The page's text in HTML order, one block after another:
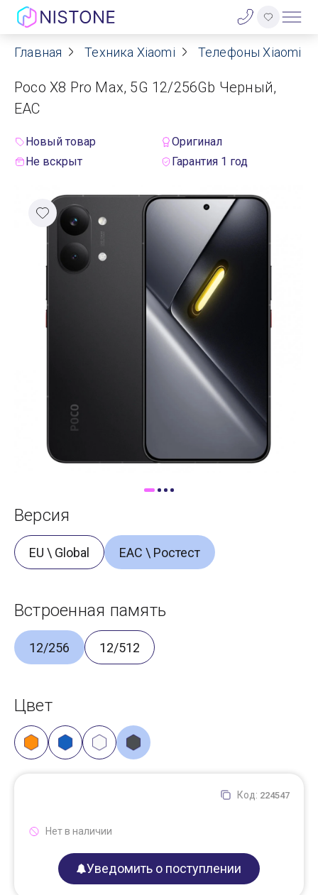
Акции
О нас
Договор оферты
Реквизиты
Контакты
Trade-In
Главная Техника Xiaomi Телефоны Xiaomi
Poco X8 Pro Max, 5G 12/256Gb Черный,
EAC
Новый товар
Оригинал
Не вскрыт
Гарантия 1 год
Версия
EU \ Global ЕАС \ Ростест
Встроенная память
12/256 12/512
Цвет
Код: 224547
Нет в наличии
Уведомить о поступлении